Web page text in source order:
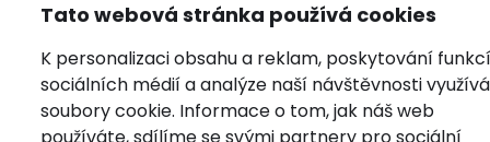
Tato webová stránka používá cookies
K personalizaci obsahu a reklam, poskytování funkcí
sociálních médií a analýze naší návštěvnosti
soubory cookie. Informace o tom, jak náš web